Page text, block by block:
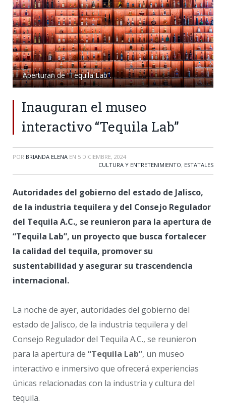
Aperturan de “Tequila Lab”.
Inauguran el museo
interactivo “Tequila Lab”
POR BRIANDA ELENA EN 5 DICIEMBRE, 2024
CULTURA Y ENTRETENIMIENTO, ESTATALES
Autoridades del gobierno del estado de Jalisco,
de la industria tequilera y del Consejo Regulador
del Tequila A.C., se reunieron para la apertura de
“Tequila Lab”, un proyecto que busca fortalecer
la calidad del tequila, promover su
sustentabilidad y asegurar su trascendencia
internacional.
La noche de ayer, autoridades del gobierno del
estado de Jalisco, de la industria tequilera y del
Consejo Regulador del Tequila A.C., se reunieron
para la apertura de “Tequila Lab”, un museo
interactivo e inmersivo que ofrecerá experiencias
únicas relacionadas con la industria y cultura del
tequila.